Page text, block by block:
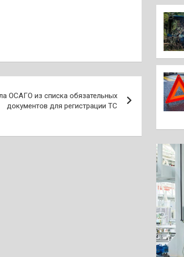
ОСАГО из списка обязательных
документов для регистрации ТС